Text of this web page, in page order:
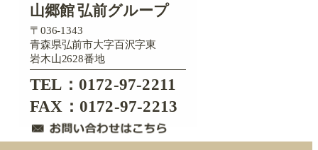
山郷館 弘前グループ
〒036-1343
青森県弘前市大字百沢字東
岩木山2628番地
TEL：0172-97-2211
FAX：0172-97-2213